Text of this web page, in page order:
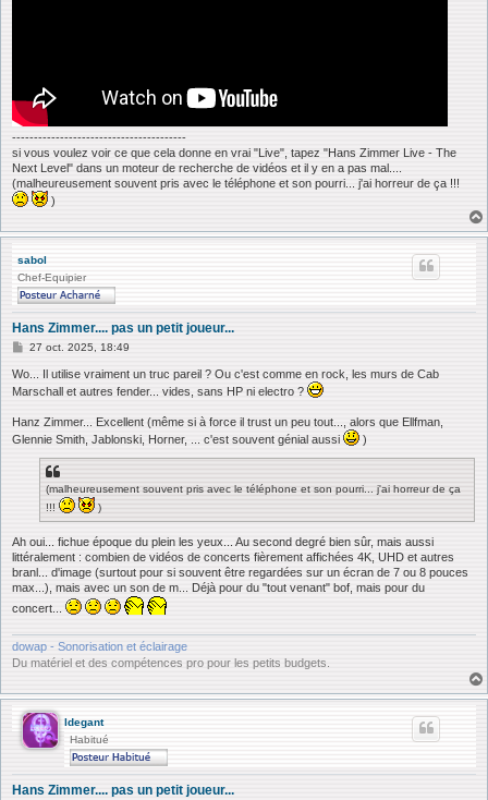
----------------------------------------
si vous voulez voir ce que cela donne en vrai "Live", tapez "Hans Zimmer Live - The
Next Level" dans un moteur de recherche de vidéos et il y en a pas mal....
(malheureusement souvent pris avec le téléphone et son pourri... j'ai horreur de ça !!!
)
sabol
Chef-Equipier
Hans Zimmer.... pas un petit joueur...
M
s
a
e
27 oct. 2025, 18:49
Wo... Il utilise vraiment un truc pareil ? Ou c'est comme en rock, les murs de Cab
Marschall et autres fender... vides, sans HP ni electro ?
Hanz Zimmer... Excellent (même si à force il trust un peu tout..., alors que Ellfman,
Glennie Smith, Jablonski, Horner, ... c'est souvent génial aussi
)
(malheureusement souvent pris avec le téléphone et son pourri... j'ai horreur de ça
!!!
)
Ah oui... fichue époque du plein les yeux... Au second degré bien sûr, mais aussi
littéralement : combien de vidéos de concerts fièrement affichées 4K, UHD et autres
branl... d'image (surtout pour si souvent être regardées sur un écran de 7 ou 8 pouces
max...), mais avec un son de m... Déjà pour du "tout venant" bof, mais pour du
concert...
dowap - Sonorisation et éclairage
Du matériel et des compétences pro pour les petits budgets.
ldegant
Habitué
Hans Zimmer.... pas un petit joueur...